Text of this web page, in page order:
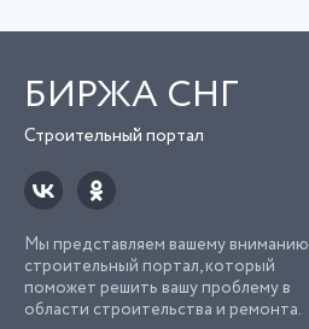
БИРЖА СНГ
Строительный портал
Мы представляем вашему вниманию
строительный портал, который
поможет решить вашу проблему в
области строительства и ремонта.